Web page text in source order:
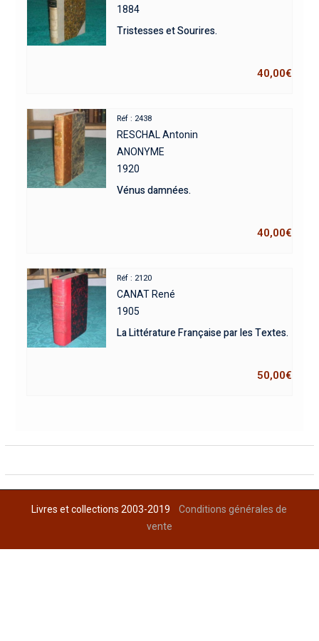
1884
Tristesses et Sourires.
40,00€
Réf : 2438
RESCHAL Antonin
ANONYME
1920
Vénus damnées.
40,00€
Réf : 2120
CANAT René
1905
La Littérature Française par les Textes.
50,00€
Livres et collections 2003-2019Conditions générales de
vente